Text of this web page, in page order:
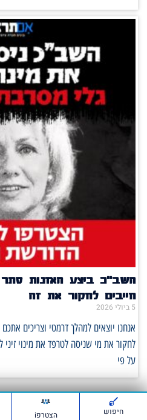
השב"כ ביצע האזנות סתר
חייבים לחקור את זה
5 ביולי 2026
אנחנו יוצאים למהלך דרמטי וצריכים
לחקור את מי שניסה לטרפד את מינוי
על פי
חיפוש הצטרפi